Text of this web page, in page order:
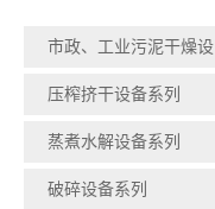
压榨挤干设备系列
蒸煮水解设备系列
破碎设备系列